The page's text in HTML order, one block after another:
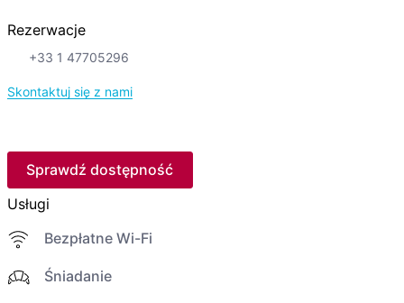
Rezerwacje
+33 1 47705296
Skontaktuj się z nami
Sprawdź dostępność
Usługi
Bezpłatne Wi-Fi
Śniadanie